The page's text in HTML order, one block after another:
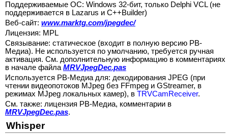
Поддерживаемые ОС: Windows 32-бит, только Delphi VCL (не
поддерживается в Lazarus и C++Builder)
Веб-сайт: www.marktg.com/jpegdec/
Лицензия: MPL
Связывание: статическое (входит в полную версию РВ-
Медиа). Не используется по умолчанию, требуется ручная
активация. См. дополнительную информацию в комментариях
в начале файла MRVJpegDec.pas
Используется РВ-Медиа для: декодирования JPEG (при
чтении видеопотоков MJpeg без FFmpeg и GStreamer, в
режимах MJpeg локальных камер), в TRVCamReceiver.
См. также: лицензия РВ-Медиа, комментарии в
MRVJpegDec.pas.
Whisper